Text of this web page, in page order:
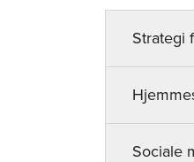
Strategi
Sociale